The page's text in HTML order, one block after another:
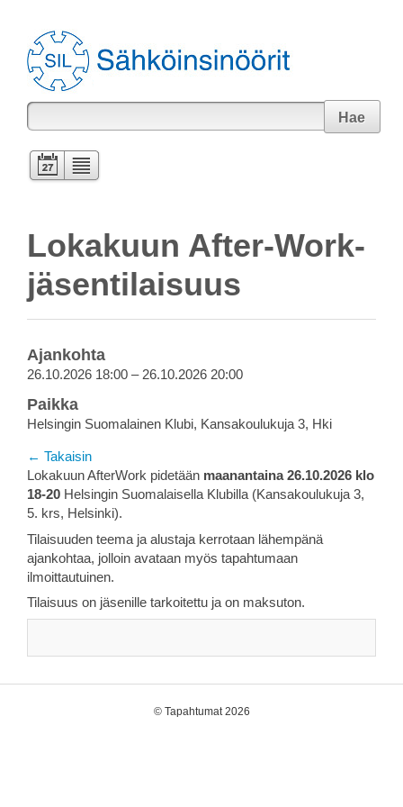
Hae
Lokakuun After-Work-
jäsentilaisuus
Ajankohta
26.10.2026 18:00 – 26.10.2026 20:00
Paikka
Helsingin Suomalainen Klubi, Kansakoulukuja 3, Hki
← Takaisin
Lokakuun AfterWork pidetään maanantaina 26.10.2026 klo
18-20 Helsingin Suomalaisella Klubilla (Kansakoulukuja 3,
5. krs, Helsinki).
Tilaisuuden teema ja alustaja kerrotaan lähempänä
ajankohtaa, jolloin avataan myös tapahtumaan
ilmoittautuinen.
Tilaisuus on jäsenille tarkoitettu ja on maksuton.
©Tapahtumat 2026